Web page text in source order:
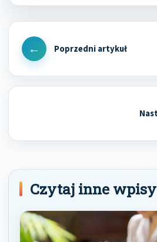
Nawigacja
wpisu
Previous
Czytaj inne wpisy